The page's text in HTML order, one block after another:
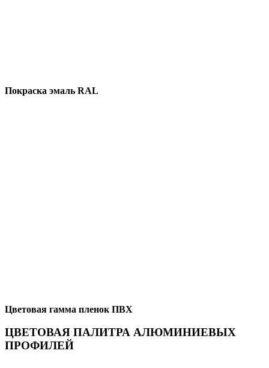
Покраска эмаль RAL
Цветовая гамма пленок ПВХ
ЦВЕТОВАЯ ПАЛИТРА АЛЮМИНИЕВЫХ
ПРОФИЛЕЙ